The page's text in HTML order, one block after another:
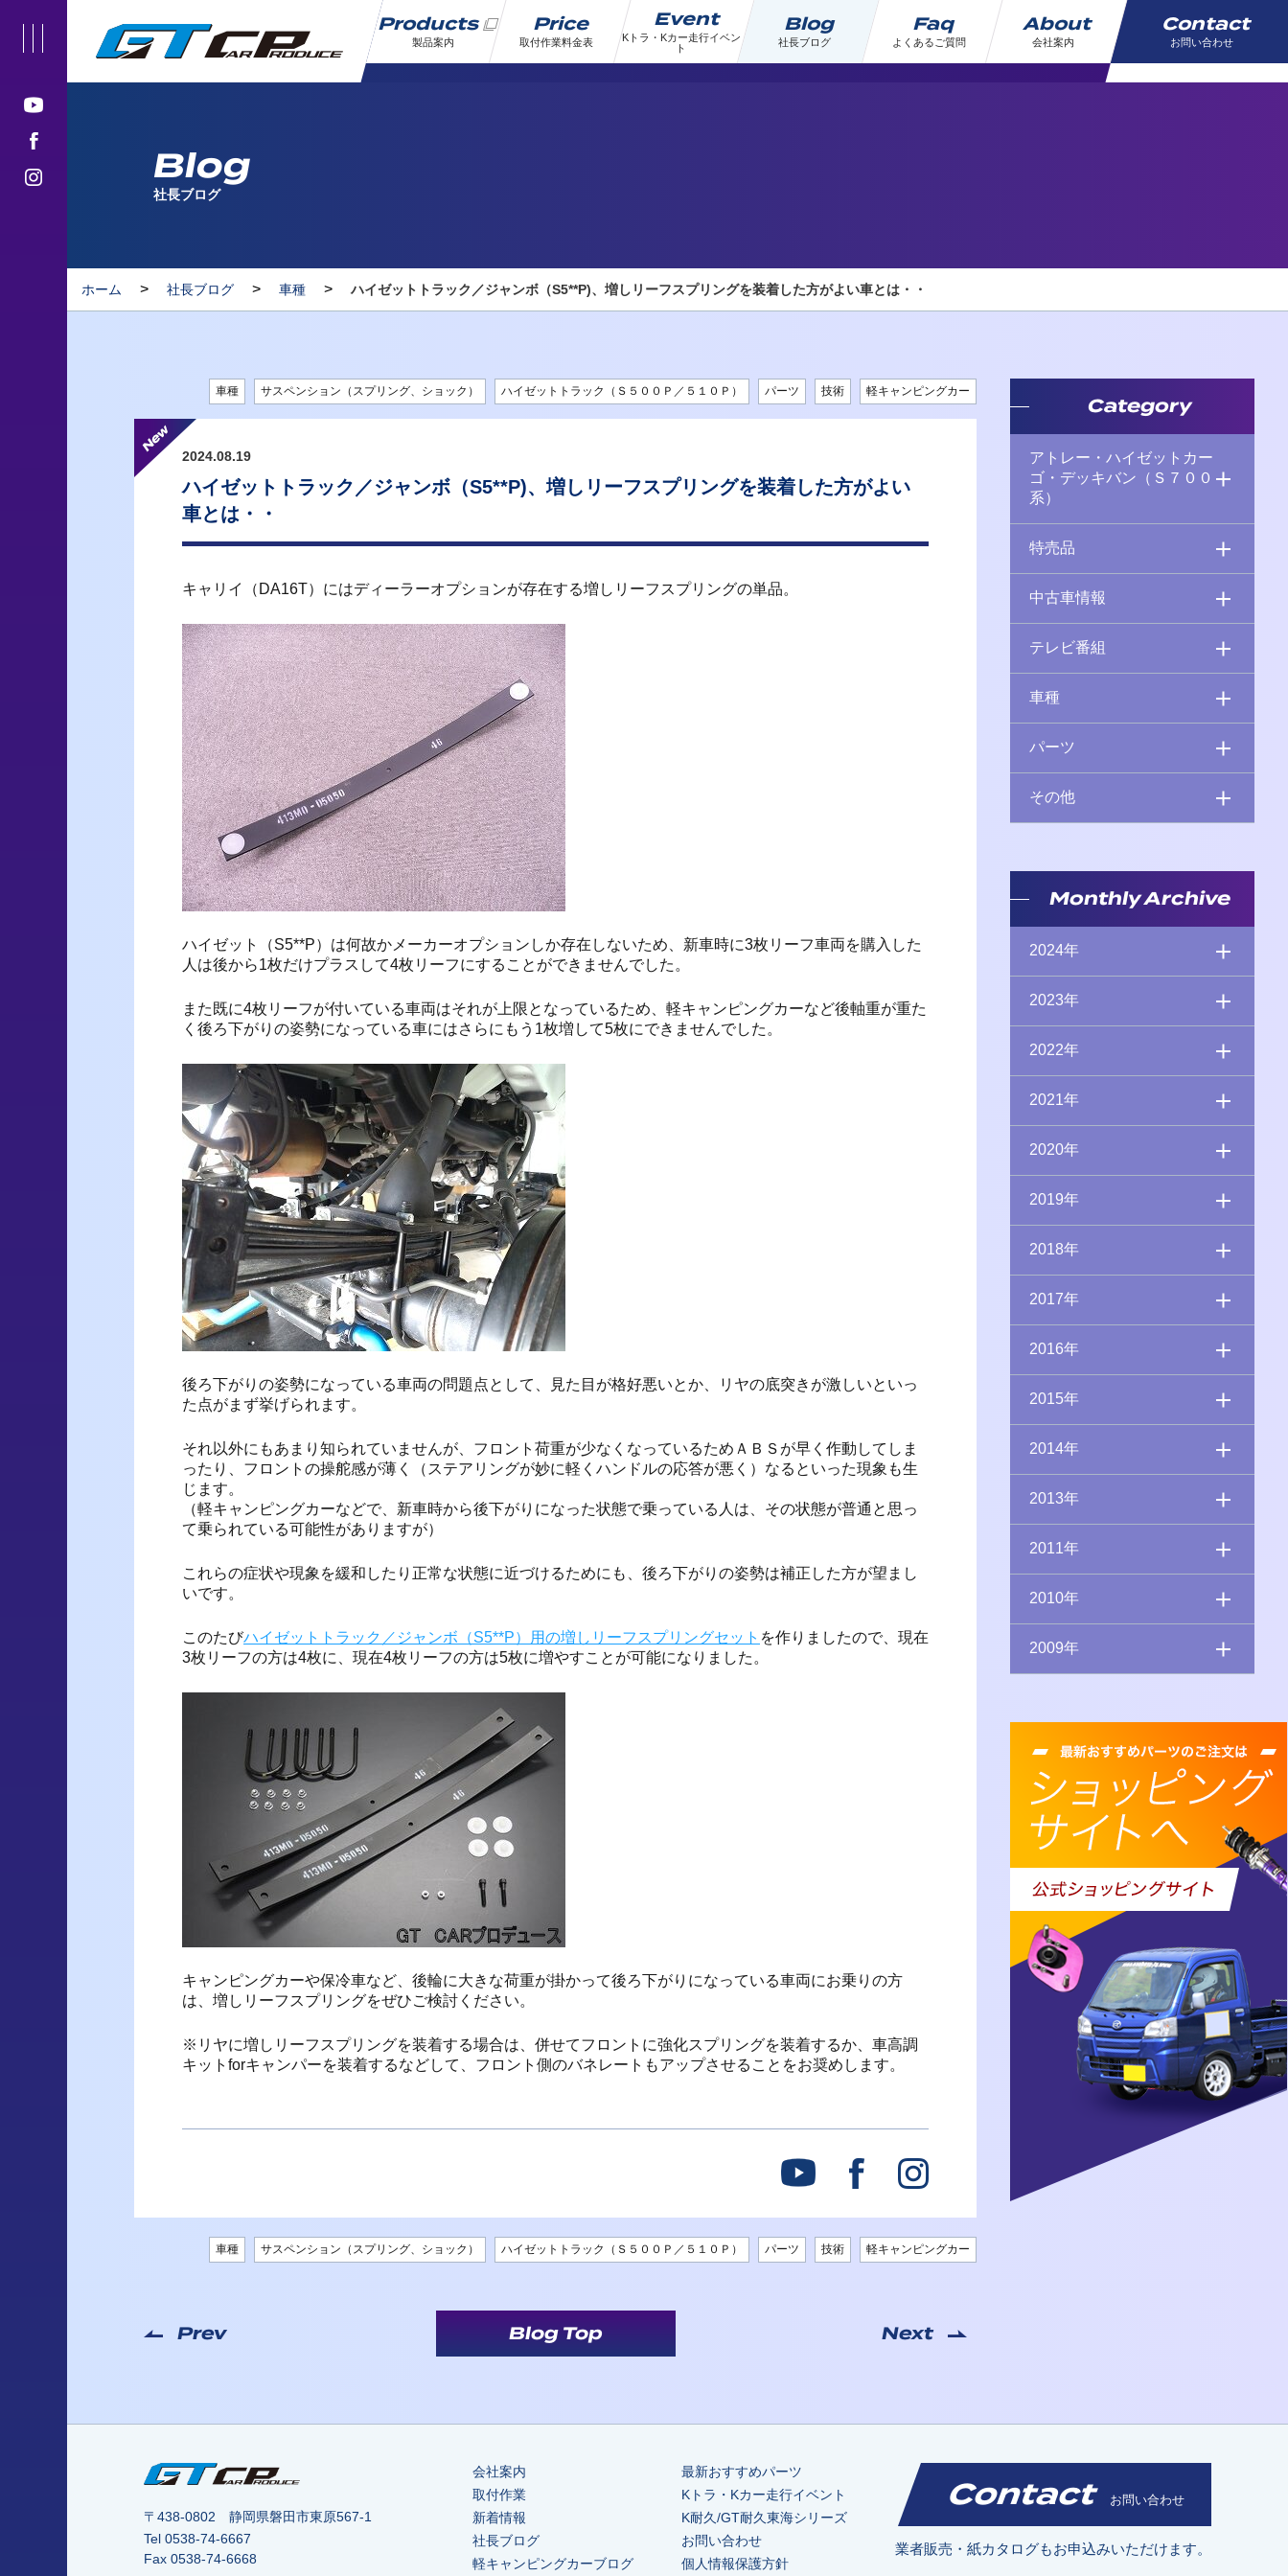
Products
製品案内
Price
取付作業料金表
Event
Kトラ・Kカー走行イベン
ト
Blog
社長ブログ
Faq
よくあるご質問
About
会社案内
Contact
お問い合わせ
Blog
社長ブログ
ホーム > 社長ブログ > 車種 > ハイゼットトラック／ジャンボ（S5**P)、増しリーフスプリングを装着した方がよい車とは・・
車種 サスペンション（スプリング、ショック） ハイゼットトラック（Ｓ５００Ｐ／５１０Ｐ） パーツ 技術 軽キャンピングカー
2024.08.19
ハイゼットトラック／ジャンボ（S5**P)、増しリーフスプリングを装着した方がよい
車とは・・
キャリイ（DA16T）にはディーラーオプションが存在する増しリーフスプリングの単品。
ハイゼット（S5**P）は何故かメーカーオプションしか存在しないため、新車時に3枚リーフ車両を購入した
人は後から1枚だけプラスして4枚リーフにすることができませんでした。
また既に4枚リーフが付いている車両はそれが上限となっているため、軽キャンピングカーなど後軸重が重た
く後ろ下がりの姿勢になっている車にはさらにもう1枚増して5枚にできませんでした。
後ろ下がりの姿勢になっている車両の問題点として、見た目が格好悪いとか、リヤの底突きが激しいといっ
た点がまず挙げられます。
それ以外にもあまり知られていませんが、フロント荷重が少なくなっているためＡＢＳが早く作動してしま
ったり、フロントの操舵感が薄く（ステアリングが妙に軽くハンドルの応答が悪く）なるといった現象も生
じます。
（軽キャンピングカーなどで、新車時から後下がりになった状態で乗っている人は、その状態が普通と思っ
て乗られている可能性がありますが）
これらの症状や現象を緩和したり正常な状態に近づけるためにも、後ろ下がりの姿勢は補正した方が望まし
いです。
このたびハイゼットトラック／ジャンボ（S5**P）用の増しリーフスプリングセット を作りましたので、現在
3枚リーフの方は4枚に、現在4枚リーフの方は5枚に増やすことが可能になりました。
キャンピングカーや保冷車など、後輪に大きな荷重が掛かって後ろ下がりになっている車両にお乗りの方
は、増しリーフスプリングをぜひご検討ください。
※リヤに増しリーフスプリングを装着する場合は、併せてフロントに強化スプリングを装着するか、車高調
キットforキャンパーを装着するなどして、フロント側のバネレートもアップさせることをお奨めします。
車種 サスペンション（スプリング、ショック） ハイゼットトラック（Ｓ５００Ｐ／５１０Ｐ） パーツ 技術 軽キャンピングカー
Prev Blog Top Next
Category
アトレー・ハイゼットカー
ゴ・デッキバン（Ｓ７００
系）
特売品
中古車情報
テレビ番組
車種
パーツ
その他
Monthly Archive
2024年
2023年
2022年
2021年
2020年
2019年
2018年
2017年
2016年
2015年
2014年
2013年
2011年
2010年
2009年
〒438-0802 静岡県磐田市東原567-1
Tel 0538-74-6667
Fax 0538-74-6668
会社案内
取付作業
新着情報
社長ブログ
軽キャンピングカーブログ
最新おすすめパーツ
Kトラ・Kカー走行イベント
K耐久/GT耐久東海シリーズ
お問い合わせ
個人情報保護方針
Contact お問い合わせ
業者販売・紙カタログもお申込みいただけます。